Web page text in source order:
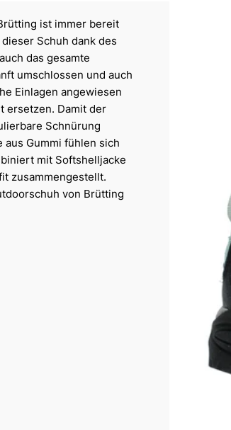
ist immer bereit
Schuh dank des
das gesamte
umschlossen und auch
Einlagen angewiesen
ersetzen. Damit der
Schnürung
Gummi fühlen sich
mit Softshelljacke
zusammengestellt.
von Brütting